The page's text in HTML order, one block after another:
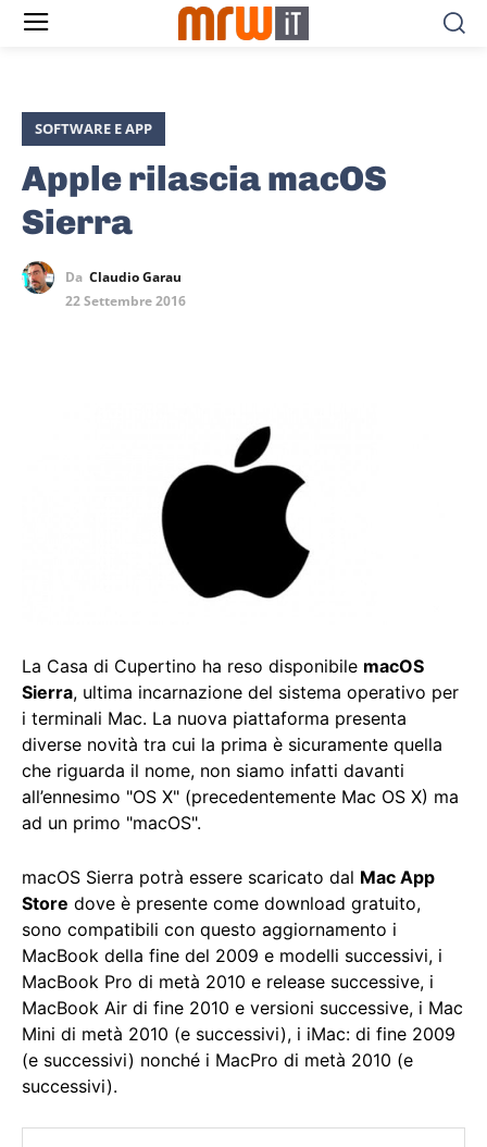
SOFTWARE E APP
Apple rilascia macOS
Sierra
Da Claudio Garau
22 Settembre 2016
La Casa di Cupertino ha reso disponibile macOS
Sierra, ultima incarnazione del sistema operativo per
i terminali Mac. La nuova piattaforma presenta
diverse novità tra cui la prima è sicuramente quella
che riguarda il nome, non siamo infatti davanti
all’ennesimo "OS X" (precedentemente Mac OS X) ma
ad un primo "macOS".
macOS Sierra potrà essere scaricato dal Mac App
Store dove è presente come download gratuito,
sono compatibili con questo aggiornamento i
MacBook della fine del 2009 e modelli successivi, i
MacBook Pro di metà 2010 e release successive, i
MacBook Air di fine 2010 e versioni successive, i Mac
Mini di metà 2010 (e successivi), i iMac: di fine 2009
(e successivi) nonché i MacPro di metà 2010 (e
successivi).